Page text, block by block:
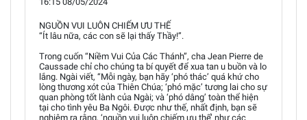
NGUỒN VUI LUÔN CHIẾM ƯU THẾ
“Ít lâu nữa, các con sẽ lại thấy Thầy!”.
Trong cuốn “Niềm Vui Của Các Thánh”, cha Jean Pierre de
Caussade chỉ cho chúng ta bí quyết để xua tan u buồn và lo
lắng. Ngài viết, “Mỗi ngày, bạn hãy ‘phó thác’ quá khứ cho
lòng thương xót của Thiên Chúa; ‘phó mặc’ tương lai cho sự
quan phòng tốt lành của Ngài; và ‘phó dâng’ toàn thể hiện
tại cho tình yêu Ba Ngôi. Được như thế, nhất định, bạn sẽ
nghiệm ra rằng, ‘nguồn vui luôn chiếm ưu thế’ như các